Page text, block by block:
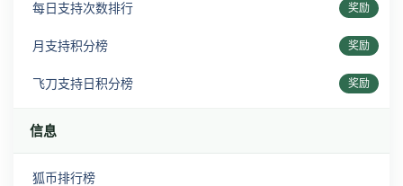
每日支持次数排行 奖励
月支持积分榜 奖励
飞刀支持日积分榜 奖励
信息
狐币排行榜